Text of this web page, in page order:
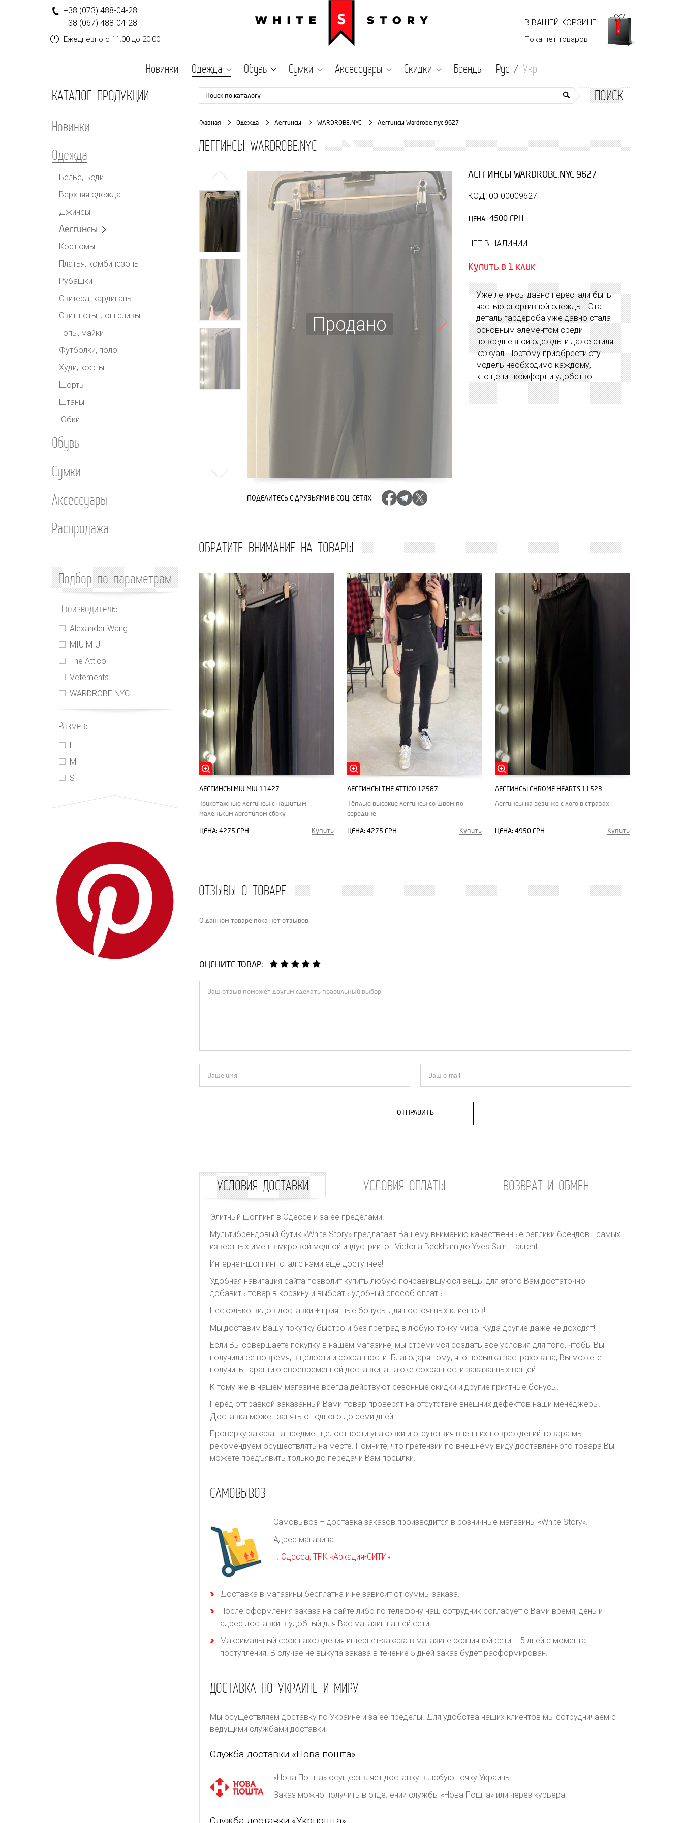
+38 (073) 488-04-28
+38 (067) 488-04-28
Ежедневно с 11:00 до 20:00
В ВАШЕЙ КОРЗИНЕ
Пока нет товаров
Новинки Одежда Обувь Сумки Аксессуары Скидки Бренды Рус / Укр
КАТАЛОГ ПРОДУКЦИИ
Новинки
Одежда
Белье, Боди
Верхняя одежда
Джинсы
Леггинсы
Костюмы
Платья, комбинезоны
Рубашки
Свитера, кардиганы
Свитшоты, лонгсливы
Топы, майки
Футболки, поло
Худи, кофты
Шорты
Штаны
Юбки
Обувь
Сумки
Аксессуары
Распродажа
Подборпо параметрам
Производитель:
Alexander Wang
MIU MIU
The Attico
Vetements
WARDROBE.NYC
Размер:
L
M
S
Поиск по каталогу ПОИСК
Главная Одежда Леггинсы WARDROBE.NYC Леггинсы Wardrobe.nyc 9627
ЛЕГГИНСЫ WARDROBE.NYC
Продано
ПОДЕЛИТЕСЬ С ДРУЗЬЯМИ В СОЦ. СЕТЯХ:
ЛЕГГИНСЫ WARDROBE.NYC 9627
КОД: 00-00009627
ЦЕНА: 4500 ГРН
НЕТ В НАЛИЧИИ
Купить в 1 клик
Уже легинсы давно перестали быть
частью спортивной одежды . Эта
деталь гардероба уже давно стала
основным элементом среди
повседневной одежды и даже стиля
кэжуал. Поэтому приобрести эту
модель необходимо каждому,
кто ценит комфорт и удобство.
ОБРАТИТЕ ВНИМАНИЕ НА ТОВАРЫ
ЛЕГГИНСЫ MIU MIU 11427
Трикотажные леггинсы с нашитым
маленьким логотипом сбоку
ЦЕНА: 4275 ГРН Купить
ЛЕГГИНСЫ THE ATTICO 12587
Тёплые высокие леггинсы со швом по-
середине
ЦЕНА: 4275 ГРН Купить
ЛЕГГИНСЫ CHROME HEARTS 11523
Леггинсы на резинке с лого в стразах
ЦЕНА: 4950 ГРН Купить
ОТЗЫВЫ О ТОВАРЕ
О данном товаре пока нет отзывов.
ОЦЕНИТЕ ТОВАР:
ОТПРАВИТЬ
УСЛОВИЯ ДОСТАВКИ УСЛОВИЯ ОПЛАТЫ ВОЗВРАТ И ОБМЕН
Элитный шоппинг в Одессе и за ее пределами!
Мультибрендовый бутик «White Story» предлагает Вашему вниманию качественные реплики брендов - самых
известных имен в мировой модной индустрии: от Victoria Beckham до Yves Saint Laurent.
Интернет-шоппинг стал с нами ещё доступнее!
Удобная навигация сайта позволит купить любую понравившуюся вещь: для этого Вам достаточно
добавить товар в корзину и выбрать удобный способ оплаты.
Несколько видов доставки + приятные бонусы для постоянных клиентов!
Мы доставим Вашу покупку быстро и без преград в любую точку мира. Куда другие даже не доходят!
Если Вы совершаете покупку в нашем магазине, мы стремимся создать все условия для того, чтобы Вы
получили ее вовремя, в целости и сохранности. Благодаря тому, что посылка застрахована, Вы можете
получить гарантию своевременной доставки, а также сохранности заказанных вещей.
К тому же в нашем магазине всегда действуют сезонные скидки и другие приятные бонусы.
Перед отправкой заказанный Вами товар проверят на отсутствие внешних дефектов наши менеджеры.
Доставка может занять от одного до семи дней.
Проверку заказа на предмет целостности упаковки и отсутствия внешних повреждений товара мы
рекомендуем осуществлять на месте. Помните, что претензии по внешнему виду доставленного товара Вы
можете предъявить только до передачи Вам посылки.
САМОВЫВОЗ
Самовывоз – доставка заказов производится в розничные магазины «White Story».
Адрес магазина:
г. Одесса, ТРК «Аркадия-СИТИ»
Доставка в магазины бесплатна и не зависит от суммы заказа.
После оформления заказа на сайте либо по телефону наш сотрудник согласует с Вами время, день и
адрес доставки в удобный для Вас магазин нашей сети.
Максимальный срок нахождения интернет-заказа в магазине розничной сети – 5 дней с момента
поступления. В случае не выкупа заказа в течение 5 дней заказ будет расформирован.
ДОСТАВКА ПО УКРАИНЕ И МИРУ
Мы осуществляем доставку по Украине и за ее пределы. Для удобства наших клиентов мы сотрудничаем с
ведущими службами доставки.
Служба доставки «Нова пошта»
«Нова Пошта» осуществляет доставку в любую точку Украины.
Заказ можно получить в отделении службы «Нова Пошта» или через курьера.